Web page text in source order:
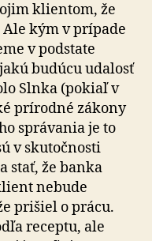
klientom, že
kým v prípade
v podstate
budúcu udalosť
Slnka (pokiaľ v
prírodné zákony
správania je to
v skutočnosti
stať, že banka
nebude
prišiel o prácu.
receptu, ale